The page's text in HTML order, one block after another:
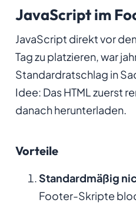
JavaScript im
JavaScript direkt vor
Tag zu platzieren, war
Standardratschlag in
Idee: Das HTML zuerst
danach herunterladen.
Vorteile
Standardmäßig
Footer-Skripte